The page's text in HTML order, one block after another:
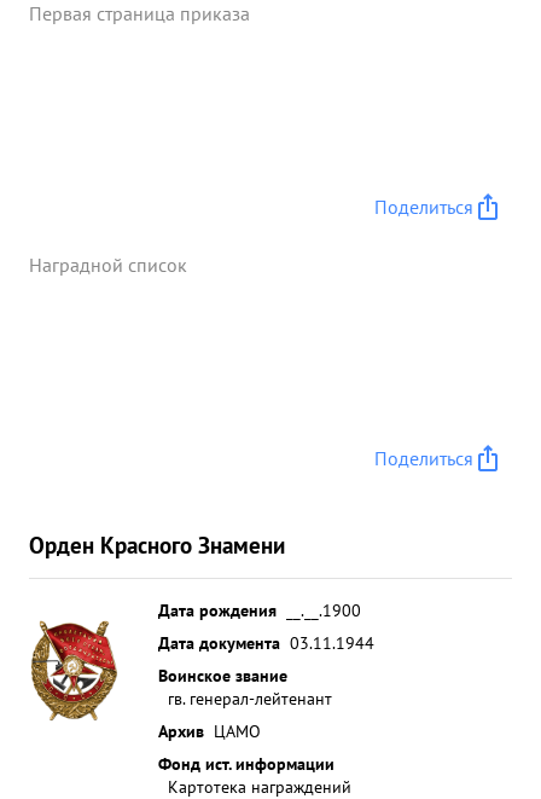
Первая страница приказа
Поделиться
Наградной список
Поделиться
Орден Красного Знамени
Дата рождения
__.__.1900
Дата документа 03.11.1944
Воинское звание
гв. генерал-лейтенант
Архив ЦАМО
Фонд ист. информации
Картотека награждений